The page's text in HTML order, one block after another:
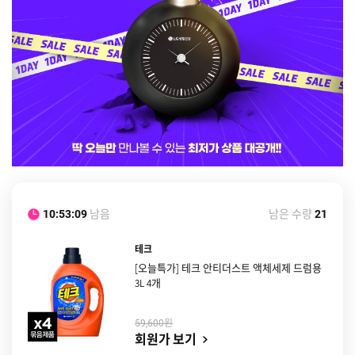
10:53:08 남음 남은 수량 21
테크
[오늘특가] 테크 안티더스트 액체세제 드럼용
3L 4개
59,600원
회원가 보기